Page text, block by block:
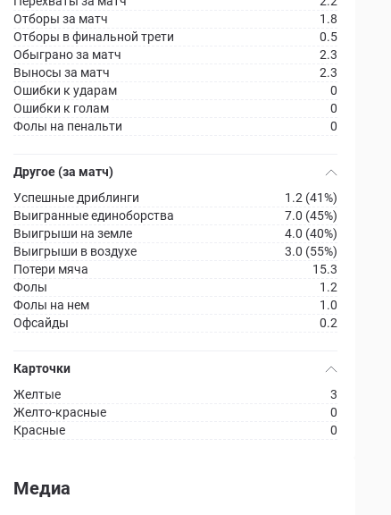
Отборы за матч
1.8
Отборы в финальной трети
0.5
Обыграно за матч
2.3
Выносы за матч
2.3
Ошибки к ударам
0
Ошибки к голам
0
Фолы на пенальти
0
Другое (за матч)
Успешные дриблинги
1.2 (41%)
Выигранные единоборства
7.0 (45%)
Выигрыши на земле
4.0 (40%)
Выигрыши в воздухе
3.0 (55%)
Потери мяча
15.3
Фолы
1.2
Фолы на нем
1.0
Офсайды
0.2
Карточки
Желтые
3
Желто-красные
0
Красные
0
Медиа